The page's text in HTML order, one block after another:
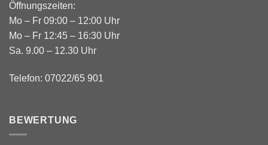
Öffnungszeiten:
Mo – Fr 09:00 – 12:00 Uhr
Mo – Fr 12:45 – 16:30 Uhr
Sa. 9.00 – 12.30 Uhr
Telefon: 07022/65 901
BEWERTUNG